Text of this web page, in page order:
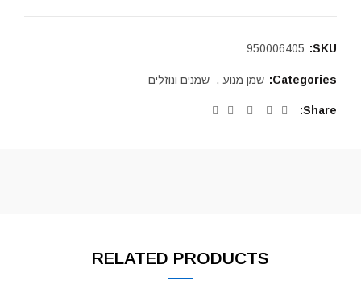
SKU:
950006405
Categories: שמן מנוע , שמנים ונוזלים
Share
RELATED PRODUCTS